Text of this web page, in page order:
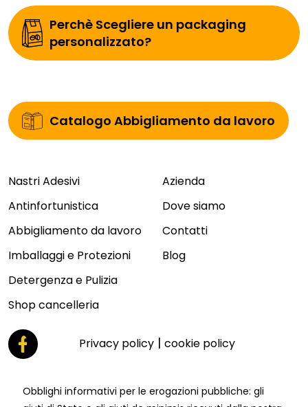
Perchè Scegliere un packaging
personalizzato?
Catalogo Abbigliamento da lavoro
Nastri Adesivi
Antinfortunistica
Abbigliamento da lavoro
Imballaggi e Protezioni
Detergenza e Pulizia
Shop cancelleria
Azienda
Dove siamo
Contatti
Blog
Privacy policy |cookie policy
Obblighi informativi per le erogazioni pubbliche: gli